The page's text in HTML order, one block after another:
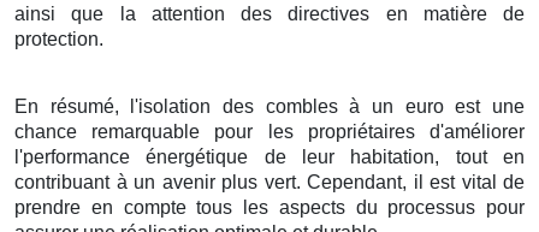
ainsi que la attention des directives en matière de
protection.
En résumé, l'isolation des combles à un euro est une
chance remarquable pour les propriétaires d'améliorer
l'performance énergétique de leur habitation, tout en
contribuant à un avenir plus vert. Cependant, il est vital de
prendre en compte tous les aspects du processus pour